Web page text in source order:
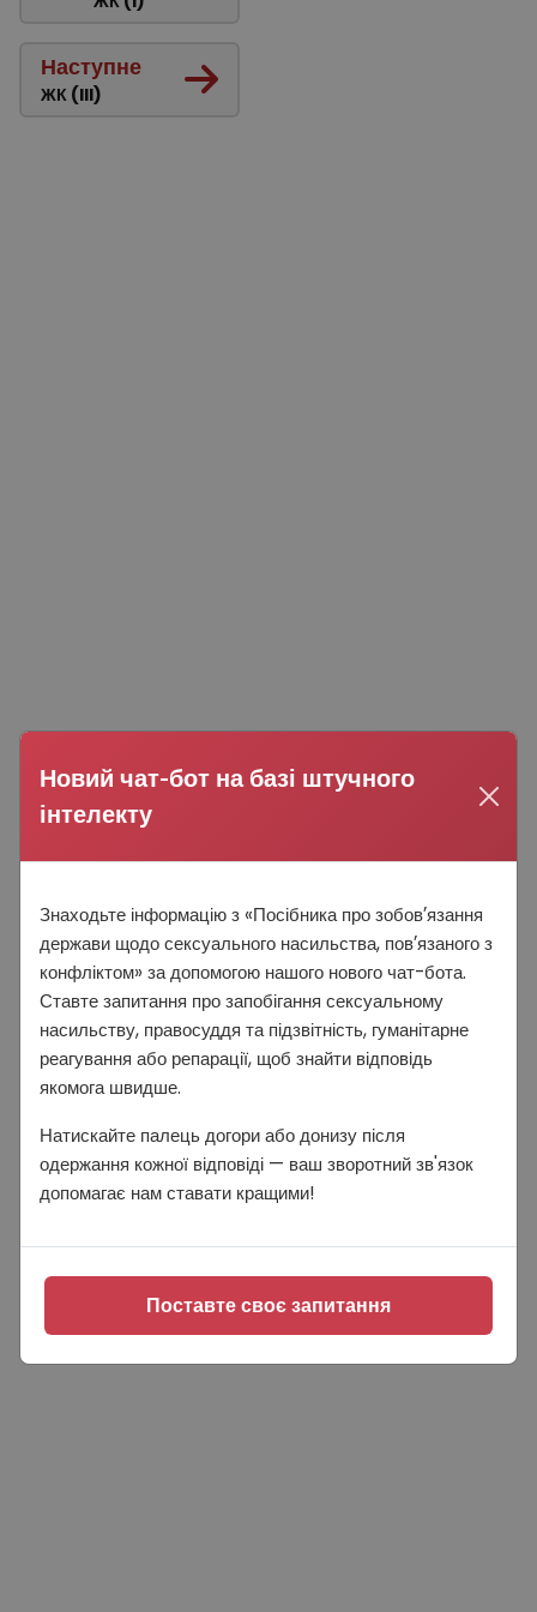
Наступне
ЖК (III)
Новий чат-бот на базі штучного
інтелекту
Знаходьте інформацію з «Посібника про зобовʼязання
держави щодо сексуального насильства, повʼязаного з
конфліктом» за допомогою нашого нового чат-бота.
Ставте запитання про запобігання сексуальному
насильству, правосуддя та підзвітність, гуманітарне
реагування або репарації, щоб знайти відповідь
якомога швидше.
Натискайте палець догори або донизу після
одержання кожної відповіді — ваш зворотний зв'язок
допомагає нам ставати кращими!
Поставте своє запитання